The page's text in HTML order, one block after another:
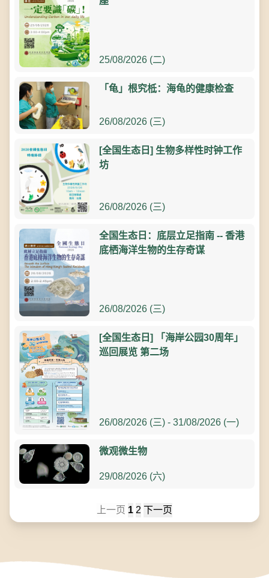
25/08/2026 (二)
「龟」根究柢：海龟的健康检查
26/08/2026 (三)
[全国生态日] 生物多样性时钟工作
坊
26/08/2026 (三)
全国生态日：底层立足指南 -- 香港
底栖海洋生物的生存奇谋
26/08/2026 (三)
[全国生态日] 「海岸公园30周年」
巡回展览 第二场
26/08/2026 (三) - 31/08/2026 (一)
微观微生物
29/08/2026 (六)
上一页 1 2 下一页